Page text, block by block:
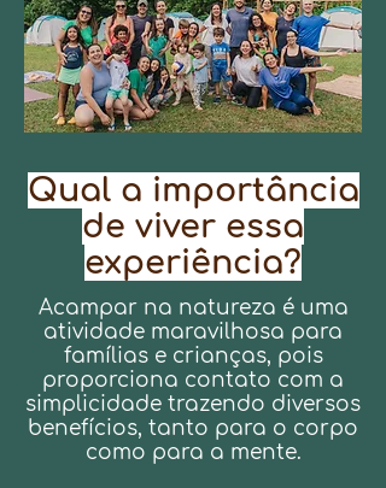
Qual a importância
de viver essa
experiência?
Acampar na natureza é uma
atividade maravilhosa para
famílias e crianças, pois
proporciona contato com a
simplicidade trazendo diversos
benefícios, tanto para o corpo
como para a mente.